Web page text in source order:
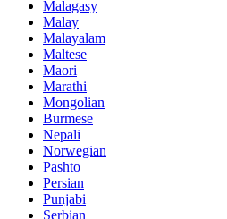
Malagasy
Malay
Malayalam
Maltese
Maori
Marathi
Mongolian
Burmese
Nepali
Norwegian
Pashto
Persian
Punjabi
Serbian